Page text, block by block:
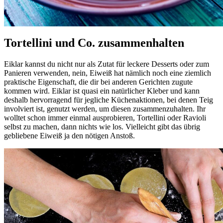
Tortellini und Co. zusammenhalten
Eiklar kannst du nicht nur als Zutat für leckere Desserts oder zum
Panieren verwenden, nein, Eiweiß hat nämlich noch eine ziemlich
praktische Eigenschaft, die dir bei anderen Gerichten zugute
kommen wird. Eiklar ist quasi ein natürlicher Kleber und kann
deshalb hervorragend für jegliche Küchenaktionen, bei denen Teig
involviert ist, genutzt werden, um diesen zusammenzuhalten. Ihr
wolltet schon immer einmal ausprobieren, Tortellini oder Ravioli
selbst zu machen, dann nichts wie los. Vielleicht gibt das übrig
gebliebene Eiweiß ja den nötigen Anstoß.